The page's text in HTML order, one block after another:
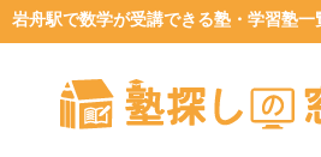
岩舟駅で数学が受講できる塾・学習塾一